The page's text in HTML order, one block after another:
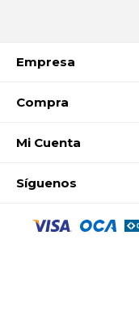
Empresa
Compra
Mi Cuenta
Síguenos